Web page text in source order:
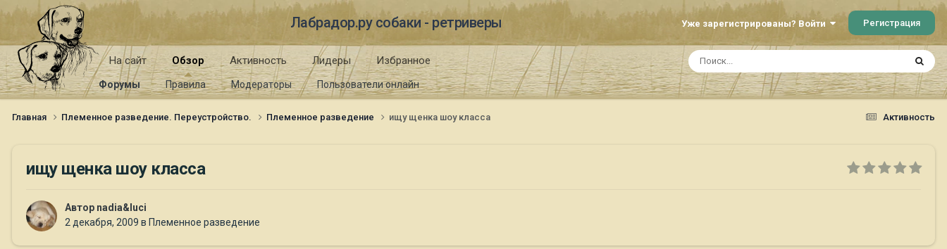
Лабрадор.ру собаки - ретриверы Уже зарегистрированы? Войти Регистрация
На сайт Обзор
Форумы Правила Модераторы Пользователи онлайн
Активность Лидеры Избранное
Активность
Главная Племенное разведение. Переустройство. Племенное разведение ищу щенка шоу класса
ищу щенка шоу класса
Автор nadia&luci
2 декабря, 2009 в Племенное разведение